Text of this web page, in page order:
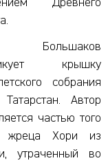
Древнего
Большаков
крышку
собрания
Автор
частью того
жреца Хори из
утраченный во